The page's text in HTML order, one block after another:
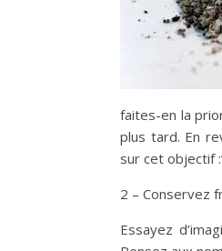
faites-en la
plus tard. En
sur cet objectif
2 – Conservez
Essayez